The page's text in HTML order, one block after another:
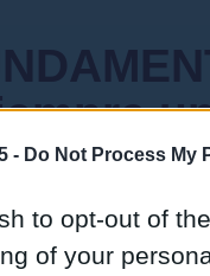
- Do Not Process My
to opt-out of
of your